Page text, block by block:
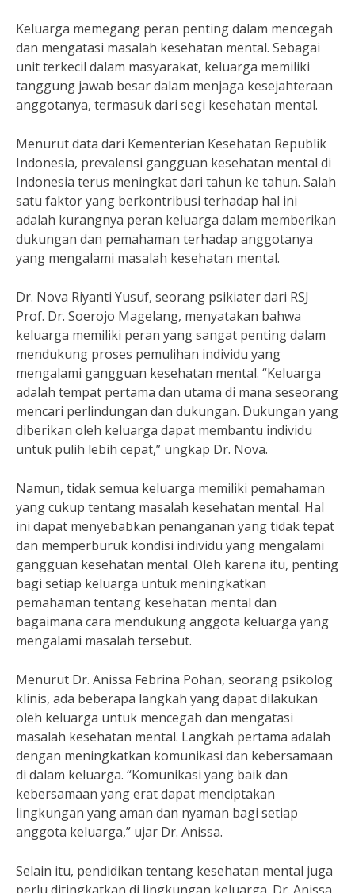
Keluarga memegang peran penting dalam mencegah
dan mengatasi masalah kesehatan mental. Sebagai
unit terkecil dalam masyarakat, keluarga memiliki
tanggung jawab besar dalam menjaga kesejahteraan
anggotanya, termasuk dari segi kesehatan mental.
Menurut data dari Kementerian Kesehatan Republik
Indonesia, prevalensi gangguan kesehatan mental di
Indonesia terus meningkat dari tahun ke tahun. Salah
satu faktor yang berkontribusi terhadap hal ini
adalah kurangnya peran keluarga dalam memberikan
dukungan dan pemahaman terhadap anggotanya
yang mengalami masalah kesehatan mental.
Dr. Nova Riyanti Yusuf, seorang psikiater dari RSJ
Prof. Dr. Soerojo Magelang, menyatakan bahwa
keluarga memiliki peran yang sangat penting dalam
mendukung proses pemulihan individu yang
mengalami gangguan kesehatan mental. “Keluarga
adalah tempat pertama dan utama di mana seseorang
mencari perlindungan dan dukungan. Dukungan yang
diberikan oleh keluarga dapat membantu individu
untuk pulih lebih cepat,” ungkap Dr. Nova.
Namun, tidak semua keluarga memiliki pemahaman
yang cukup tentang masalah kesehatan mental. Hal
ini dapat menyebabkan penanganan yang tidak tepat
dan memperburuk kondisi individu yang mengalami
gangguan kesehatan mental. Oleh karena itu, penting
bagi setiap keluarga untuk meningkatkan
pemahaman tentang kesehatan mental dan
bagaimana cara mendukung anggota keluarga yang
mengalami masalah tersebut.
Menurut Dr. Anissa Febrina Pohan, seorang psikolog
klinis, ada beberapa langkah yang dapat dilakukan
oleh keluarga untuk mencegah dan mengatasi
masalah kesehatan mental. Langkah pertama adalah
dengan meningkatkan komunikasi dan kebersamaan
di dalam keluarga. “Komunikasi yang baik dan
kebersamaan yang erat dapat menciptakan
lingkungan yang aman dan nyaman bagi setiap
anggota keluarga,” ujar Dr. Anissa.
Selain itu, pendidikan tentang kesehatan mental juga